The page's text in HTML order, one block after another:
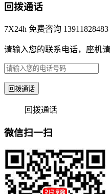
回拨通话
7X24h 免费咨询 13911828483
请输入您的联系电话，座机
回拨通话
回拨通话
微信扫一扫